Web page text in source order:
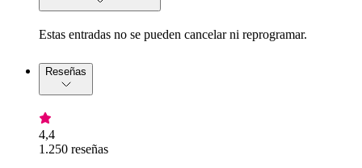
Estas entradas no se pueden cancelar ni reprogramar.
Reseñas
4,4
1.250 reseñas